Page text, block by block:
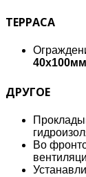
ТЕРРАСА
40х100мм
ДРУГОЕ
Во